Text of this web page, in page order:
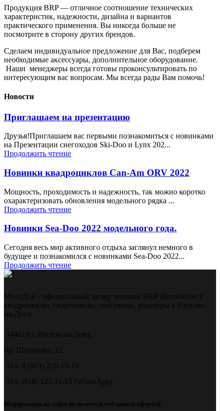
Продукция BRP — отличное соотношение технических
характеристик, надежности, дизайна и вариантов
практического применения. Вы никогда больше не
посмотрите в сторону других брендов.
Сделаем индивидуальное предложение для Вас, подберем
необходимые аксессуары, дополнительное оборудование.
Наши менеджеры всегда готовы проконсультировать по
интересующим вас вопросам. Мы всегда рады Вам помочь!
Новости
Приглашаем на презентацию
Друзья!Приглашаем вас первыми познакомиться с новинками
на Презентации снегоходов Ski-Doo и Lynx 202...
Продолжить чтение
Новинки квадроциклов Can-Am ORV 2022
Мощность, проходимость и надежность, так можно коротко
охарактеризовать обновления модельного рядка ...
Продолжить чтение
Новинки Sea-Doo 2022 модельного года.
Сегодня весь мир активного отдыха заглянул немного в
будущее и познакомился с новинками Sea-Doo 2022...
Продолжить чтение
МотоДон - официальный дилер техники BRP (Bombardier):
квадроциклы, гидроциклы, снегоходы, родстеры в Ростове-
на-Дону
344019 г. Ростов-на-Дону,
пр. Шолохова, 12
Тел: 8 (863) 226-15-15
Тел: (918) 127-11-13 (WhatsApp)
Информация на сайте не является публичной офертой